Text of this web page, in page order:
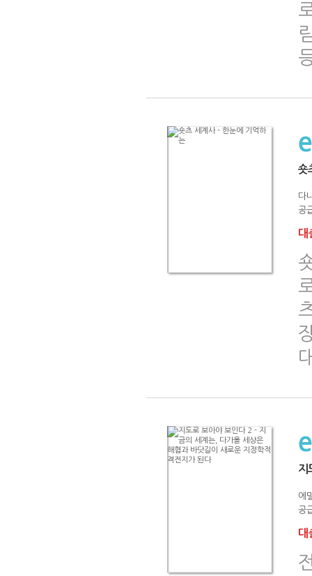
숏
다
공
대
지
에
공
대